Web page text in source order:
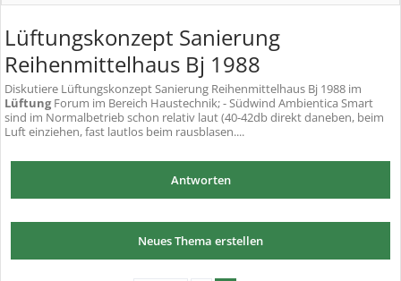
Lüftungskonzept Sanierung
Reihenmittelhaus Bj 1988
Diskutiere Lüftungskonzept Sanierung Reihenmittelhaus Bj 1988 im
Lüftung Forum im Bereich Haustechnik; - Südwind Ambientica Smart
sind im Normalbetrieb schon relativ laut (40-42db direkt daneben, beim
Luft einziehen, fast lautlos beim rausblasen....
Antworten
Neues Thema erstellen